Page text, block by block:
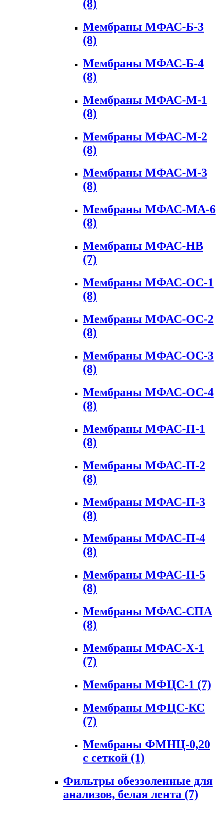
(8)
Мембраны МФАС-Б-3
(8)
Мембраны МФАС-Б-4
(8)
Мембраны МФАС-М-1
(8)
Мембраны МФАС-М-2
(8)
Мембраны МФАС-М-3
(8)
Мембраны МФАС-МА-6
(8)
Мембраны МФАС-НВ
(7)
Мембраны МФАС-ОС-1
(8)
Мембраны МФАС-ОС-2
(8)
Мембраны МФАС-ОС-3
(8)
Мембраны МФАС-ОС-4
(8)
Мембраны МФАС-П-1
(8)
Мембраны МФАС-П-2
(8)
Мембраны МФАС-П-3
(8)
Мембраны МФАС-П-4
(8)
Мембраны МФАС-П-5
(8)
Мембраны МФАС-СПА
(8)
Мембраны МФАС-Х-1
(7)
Мембраны МФЦС-1 (7)
Мембраны МФЦС-КС
(7)
Мембраны ФМНЦ-0,20
с сеткой (1)
Фильтры обеззоленные для
анализов, белая лента (7)